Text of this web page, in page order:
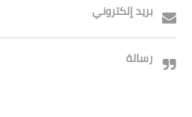
بريد إلكتروني
رسالة